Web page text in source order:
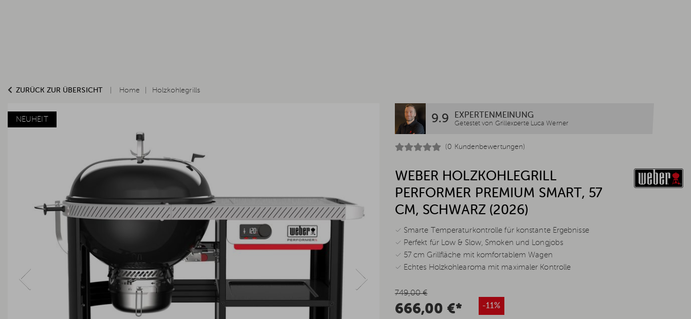
ZURÜCK ZUR ÜBERSICHT Home Holzkohlegrills
NEUHEIT 9.9 EXPERTENMEINUNG
Getestet von Grillexperte Luca Werner
(0 Kundenbewertungen)
WEBER HOLZKOHLEGRILL
PERFORMER PREMIUM SMART, 57
CM, SCHWARZ (2026)
✓ Smarte Temperaturkontrolle für konstante Ergebnisse
✓ Perfekt für Low & Slow, Smoken und Longjobs
✓ 57 cm Grillfläche mit komfortablem Wagen
✓ Echtes Holzkohlearoma mit maximaler Kontrolle
749,00 €
666,00 €* -11%